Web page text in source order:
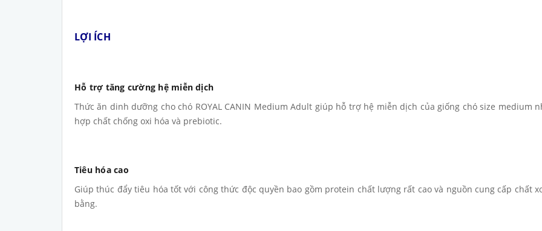
LỢI ÍCH
Hỗ trợ tăng cường hệ miễn dịch
Thức ăn dinh dưỡng cho chó ROYAL CANIN Medium Adult giúp hỗ trợ hệ miễn dịch của giống chó size medium
hợp chất chống oxi hóa và prebiotic.
Tiêu hóa cao
Giúp thúc đẩy tiêu hóa tốt với công thức độc quyền bao gồm protein chất lượng rất cao và nguồn cung cấp chất
bằng.